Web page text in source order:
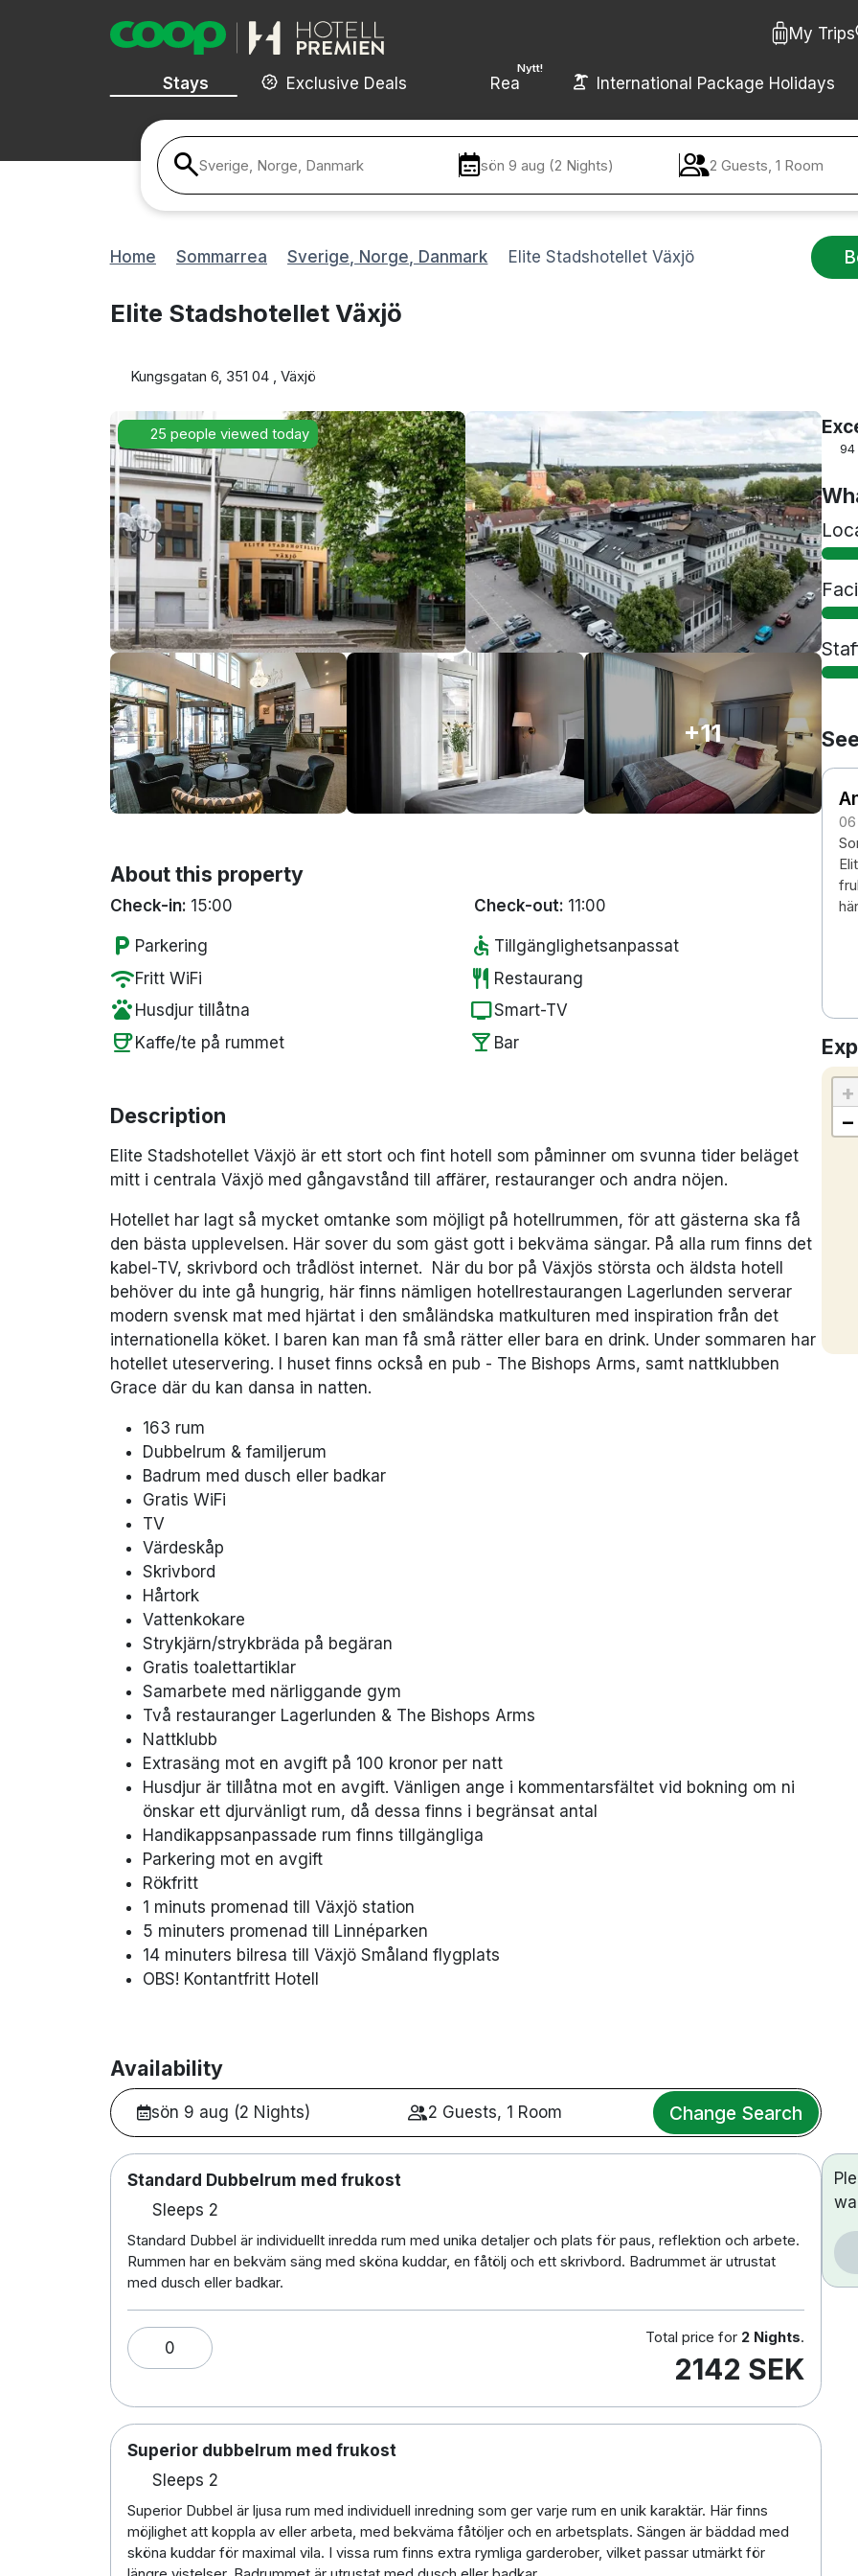
My Trips
Stays Exclusive Deals
Nytt!
Rea International Package Holidays
Sverige, Norge, Danmark sön 9 aug (2 Nights) 2 Guests, 1 Room
Home Sommarrea Sverige, Norge, Danmark Elite Stadshotellet Växjö
Elite Stadshotellet Växjö
Kungsgatan 6, 351 04 , Växjö
25 people viewed today
+11
About this property
Check-in: 15:00 Check-out: 11:00
local_parking Parkering accessible Tillgänglighetsanpassat
wifiFritt WiFi restaurant Restaurang
pets Husdjur tillåtna tvSmart-TV
coffeeKaffe/te på rummet local_bar Bar
Description
Elite Stadshotellet Växjö är ett stort och fint hotell som påminner om svunna tider beläget
mitt i centrala Växjö med gångavstånd till affärer, restauranger och andra nöjen.
Hotellet har lagt så mycket omtanke som möjligt på hotellrummen, för att gästerna ska få
den bästa upplevelsen. Här sover du som gäst gott i bekväma sängar. På alla rum finns det
kabel-TV, skrivbord och trådlöst internet. När du bor på Växjös största och äldsta hotell
behöver du inte gå hungrig, här finns nämligen hotellrestaurangen Lagerlunden serverar
modern svensk mat med hjärtat i den småländska matkulturen med inspiration från det
internationella köket. I baren kan man få små rätter eller bara en drink. Under sommaren har
hotellet uteservering. I huset finns också en pub - The Bishops Arms, samt nattklubben
Grace där du kan dansa in natten.
163 rum
Dubbelrum & familjerum
Badrum med dusch eller badkar
Gratis WiFi
TV
Värdeskåp
Skrivbord
Hårtork
Vattenkokare
Strykjärn/strykbräda på begäran
Gratis toalettartiklar
Samarbete med närliggande gym
Två restauranger Lagerlunden & The Bishops Arms
Nattklubb
Extrasäng mot en avgift på 100 kronor per natt
Husdjur är tillåtna mot en avgift. Vänligen ange i kommentarsfältet vid bokning om ni
önskar ett djurvänligt rum, då dessa finns i begränsat antal
Handikappsanpassade rum finns tillgängliga
Parkering mot en avgift
Rökfritt
1 minuts promenad till Växjö station
5 minuters promenad till Linnéparken
14 minuters bilresa till Växjö Småland flygplats
OBS! Kontantfritt Hotell
Availability
sön 9 aug (2 Nights) 2 Guests, 1 Room Change Search
Standard Dubbelrum med frukost
Sleeps 2
Standard Dubbel är individuellt inredda rum med unika detaljer och plats för paus, reflektion och arbete.
Rummen har en bekväm säng med sköna kuddar, en fåtölj och ett skrivbord. Badrummet är utrustat
med dusch eller badkar.
0
Total price for 2 Nights.
2142 SEK
Superior dubbelrum med frukost
Sleeps 2
Superior Dubbel är ljusa rum med individuell inredning som ger varje rum en unik karaktär. Här finns
möjlighet att koppla av eller arbeta, med bekväma fåtöljer och en arbetsplats. Sängen är bäddad med
sköna kuddar för maximal vila. I vissa rum finns extra rymliga garderober, vilket passar utmärkt för
94
06
+
−